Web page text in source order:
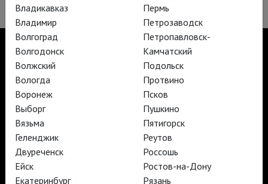
TheatreHD
TheatreHD Опера
TheatreHD Балет в кино
АРТ-ЛЕКТОРИЙ В КИНО
TheatreHD
АРТ-ЛЕКТОРИЙ В КИНО
Владикавказ
Владимир
Волгоград
Волгодонск
Волжский
Вологда
Воронеж
Выборг
Вязьма
Геленджик
Двуреченск
Ейск
Екатеринбург
Пермь
Петрозаводск
Петропавловск-
Камчатский
Подольск
Протвино
Псков
Пушкино
Пятигорск
Реутов
Россошь
Ростов-на-Дону
Рязань